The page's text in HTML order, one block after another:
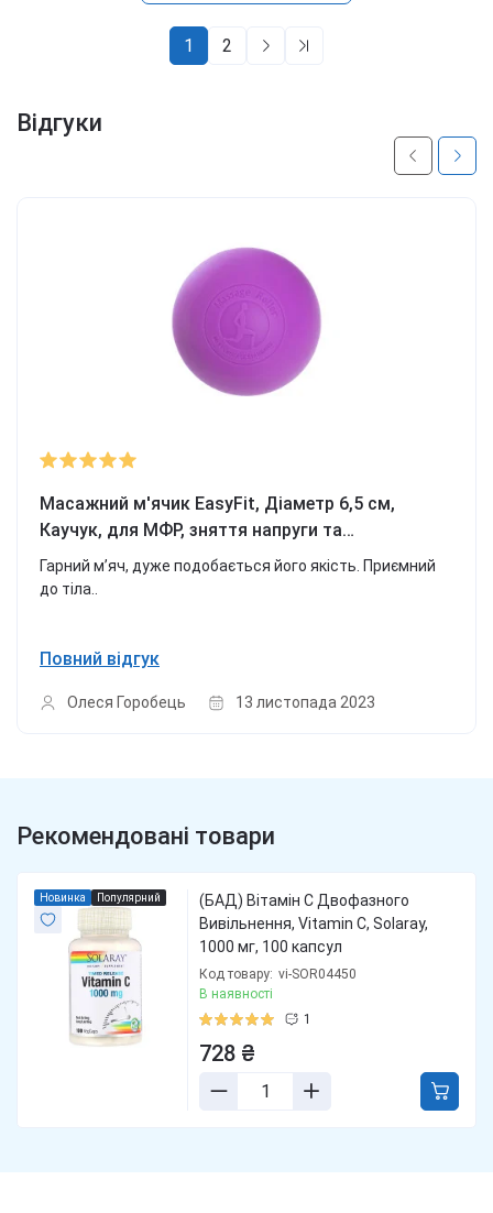
1 2
Відгуки
Масажний м'ячик EasyFit, Діаметр 6,5 см,
Каучук, для МФР, зняття напруги та
самомасажу, Фіолетовий
Гарний мʼяч, дуже подобається його якість. Приємний
до тіла..
Повний відгук
Олеся Горобець 13 листопада 2023
Рекомендовані товари
Новинка Популярний
(БАД) Вітамін С Двофазного
Вивільнення, Vitamin C, Solaray,
1000 мг, 100 капсул
Код товару: vi-SOR04450
В наявності
1
728 ₴